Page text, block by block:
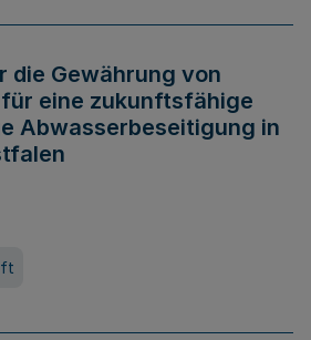
die Gewährung von
eine zukunftsfähige
Abwasserbeseitigung in